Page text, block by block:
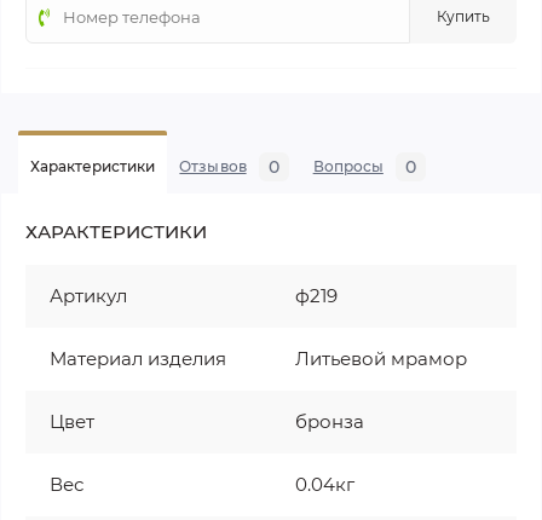
Купить
Характеристики Отзывов 0 Вопросы 0
ХАРАКТЕРИСТИКИ
Артикул ф219
Материал изделия Литьевой мрамор
Цвет бронза
Вес 0.04кг